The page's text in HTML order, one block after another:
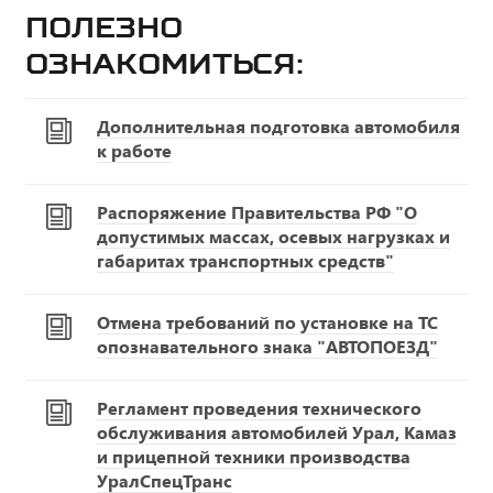
Полезно
ознакомиться:
Дополнительная подготовка автомобиля
к работе
Распоряжение Правительства РФ "О
допустимых массах, осевых нагрузках и
габаритах транспортных средств"
Отмена требований по установке на ТС
опознавательного знака "АВТОПОЕЗД"
Регламент проведения технического
обслуживания автомобилей Урал, Камаз
и прицепной техники производства
УралСпецТранс